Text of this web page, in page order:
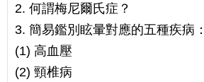
2. 何謂梅尼爾氏症？
3. 簡易鑑別眩暈對應的五種疾病：
(1) 高血壓
(2) 頸椎病